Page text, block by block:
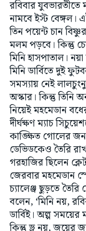
রবিবার যুবভারতীতে
নামবে ইস্ট বেঙ্গল।
তিন পয়েন্ট চান
মলম পড়বে। কিন্তু
মিনি হাসপাতাল।
মিনি ডার্বিতে দুই
সমস্যায় নেই
অস্কার। কিন্তু তিনি
নিয়েই মহমেডান
দীর্ঘক্ষণ ম্যাচ
কাঙ্ক্ষিত গোলের
ডেভিডকেও তৈরি
গরহাজির ছিলেন
জেরবার মহমেডান
চ্যালেঞ্জ ছুড়তে তৈরি
বলেন, ‘মিনি নয়,
ডার্বিই। অল্প